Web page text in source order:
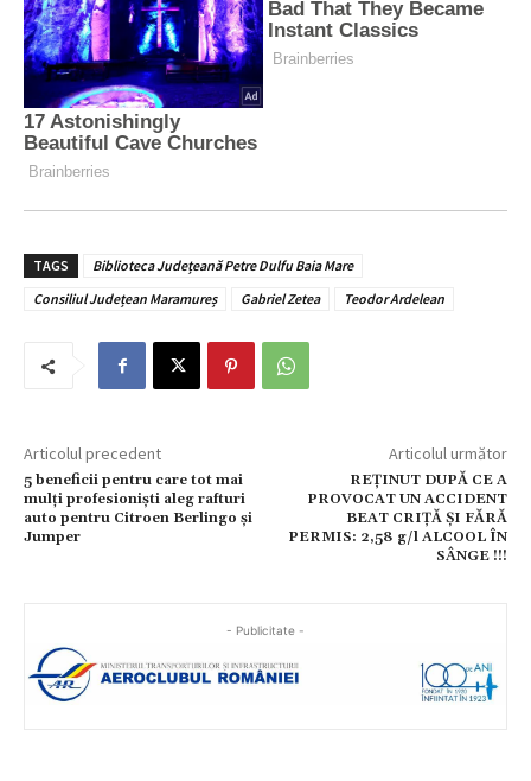
TAGS
Biblioteca Județeană Petre Dulfu Baia Mare
Consiliul Județean Maramureș
Gabriel Zetea Teodor Ardelean
Articolul precedent
5 beneficii pentru care tot mai
mulți profesioniști aleg rafturi
auto pentru Citroen Berlingo și
Jumper
Articolul următor
REȚINUT DUPĂ CE A
PROVOCAT UN ACCIDENT
BEAT CRIȚĂ ȘI FĂRĂ
PERMIS: 2,58 g/l ALCOOL ÎN
SÂNGE !!!
- Publicitate -